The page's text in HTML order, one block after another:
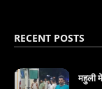
RECENT POSTS
महुली